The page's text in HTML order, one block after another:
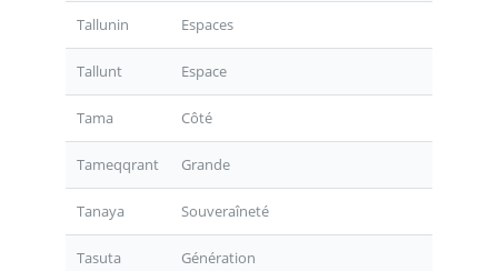
Tallunin Espaces
Tallunt Espace
Tama Côté
Tameqqrant Grande
Tanaya Souveraîneté
Tasuta Génération